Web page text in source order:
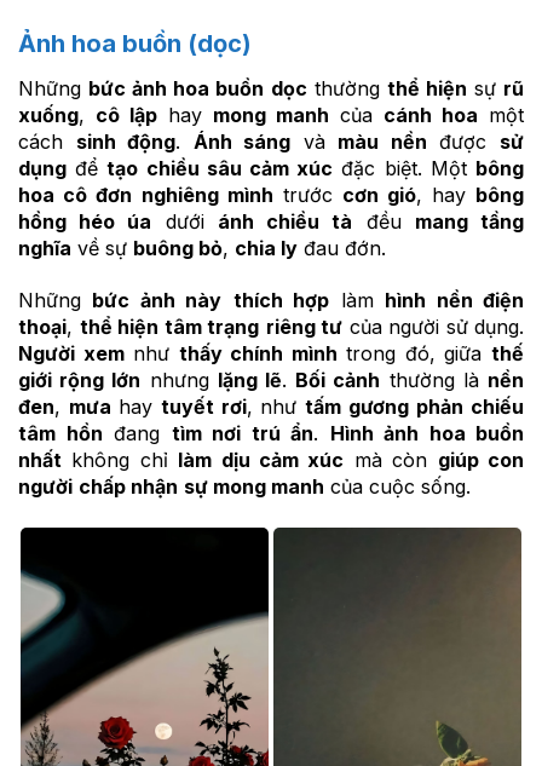
Ảnh hoa buồn (dọc)
Những bức ảnh hoa buồn dọc thường thể hiện sự rũ
xuống, cô lập hay mong manh của cánh hoa một
cách sinh động. Ánh sáng và màu nền được sử
dụng đểtạo chiều sâu cảm xúc đặc biệt. Một bông
hoa cô đơn nghiêng mình trước cơn gió, hay bông
hồng héo úa dưới ánh chiều tà đều mang tầng
nghĩa về sự buông bỏ, chia ly đau đớn.
Những bức ảnh này thích hợp làm hình nền điện
thoại, thể hiện tâm trạng riêng tư của người sử dụng.
Người xemnhư thấy chính mình trong đó, giữathế
giới rộng lớn nhưng lặng lẽ. Bối cảnh thường là nền
đen, mưa haytuyết rơi, nhưtấm gương phản chiếu
tâm hồn đang tìm nơi trú ẩn. Hình ảnh hoa buồn
nhất không chỉ làm dịu cảm xúc mà còn giúp con
người chấp nhận sự mong manh của cuộc sống.